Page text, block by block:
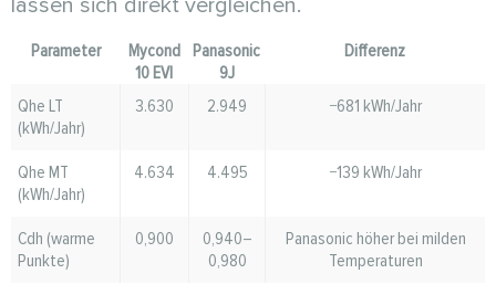
lassen sich direkt vergleichen.
Parameter
Mycond
10 EVI
Panasonic
9J
Differenz
Qhe LT
(kWh/Jahr)
3.630 2.949 −681 kWh/Jahr
Qhe MT
(kWh/Jahr)
4.634 4.495 −139 kWh/Jahr
Cdh (warme
Punkte)
0,900
0,940–
0,980
Panasonic höher bei milden
Temperaturen